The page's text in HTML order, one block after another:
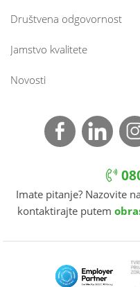
Društvena odgovornost
Jamstvo kvalitete
Novosti
Imate pitanje? Nazovite
kontaktirajte putem